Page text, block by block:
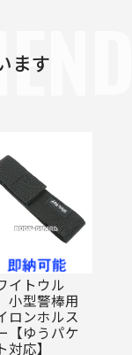
ます
イトウル
型警棒用
ロンホルス
【ゆうパケ
対応】